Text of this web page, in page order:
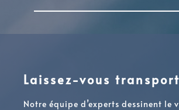
Laissez-vous
Notre équipe d’experts dessinent le